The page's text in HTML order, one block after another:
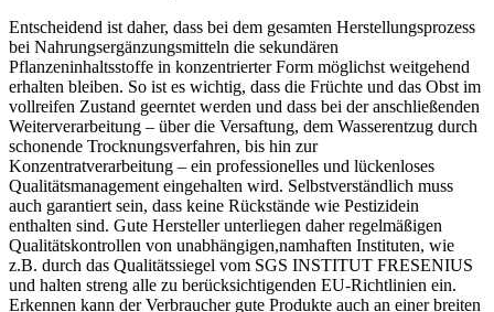
Entscheidend ist daher, dass bei dem gesamten Herstellungsprozess
bei Nahrungsergänzungsmitteln die sekundären
Pflanzeninhaltsstoffe in konzentrierter Form möglichst weitgehend
erhalten bleiben. So ist es wichtig, dass die Früchte und das Obst im
vollreifen Zustand geerntet werden und dass bei der anschließenden
Weiterverarbeitung – über die Versaftung, dem Wasserentzug durch
schonende Trocknungsverfahren, bis hin zur
Konzentratverarbeitung – ein professionelles und lückenloses
Qualitätsmanagement eingehalten wird. Selbstverständlich muss
auch garantiert sein, dass keine Rückstände wie Pestizidein
enthalten sind. Gute Hersteller unterliegen daher regelmäßigen
Qualitätskontrollen von unabhängigen,namhaften Instituten, wie
z.B. durch das Qualitätssiegel vom SGS INSTITUT FRESENIUS
und halten streng alle zu berücksichtigenden EU-Richtlinien ein.
Erkennen kann der Verbraucher gute Produkte auch an einer breiten